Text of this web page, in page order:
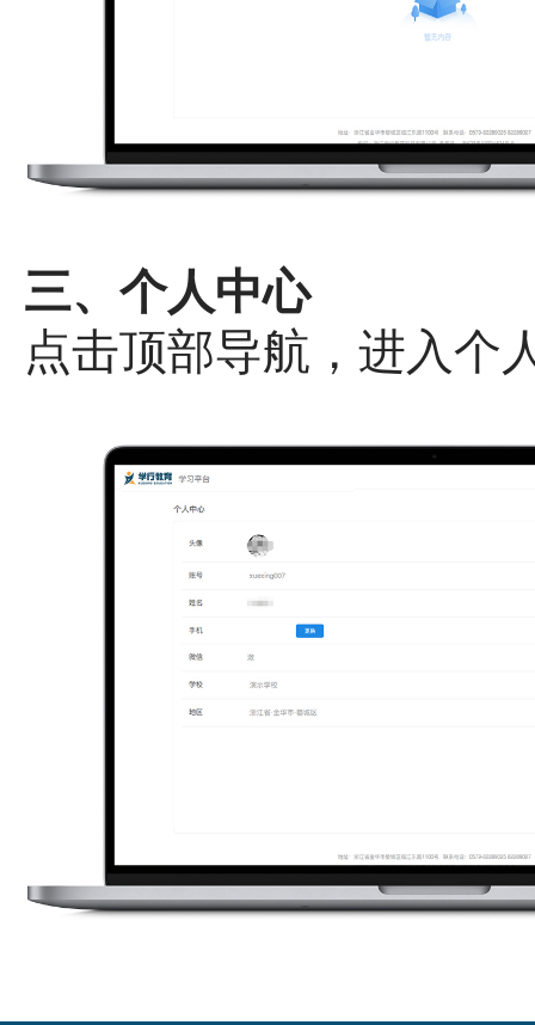
三、个人中心
点击顶部导航，进入个